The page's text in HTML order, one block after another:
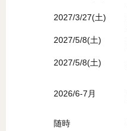
2027/3/27(土)
2027/5/8(土)
2027/5/8(土)
2026/6-7月
随時